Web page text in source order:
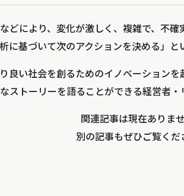
どにより、変化が激しく、複雑で、不
に基づいて次のアクションを決める」と
良い社会を創るためのイノベーションを
ストーリーを語ることができる経営者・
関連記事は現在ありませ
別の記事もぜひご覧くだ